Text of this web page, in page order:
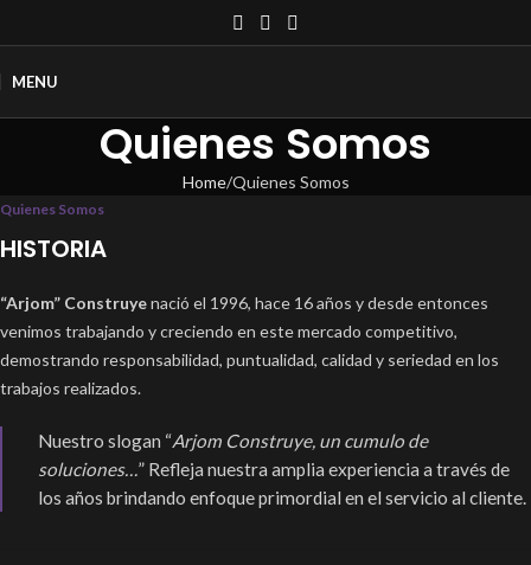
MENU
Quienes Somos
Home Quienes Somos
Quienes Somos
HISTORIA
“Arjom” Construyenació el 1996, hace 16 años y desde entonces
venimos trabajando y creciendo en este mercado competitivo,
demostrando responsabilidad, puntualidad, calidad y seriedad en los
trabajos realizados.
Nuestro slogan “Arjom Construye, un cumulo de
soluciones…” Refleja nuestra amplia experiencia a través de
los años brindando enfoque primordial en el servicio al cliente.